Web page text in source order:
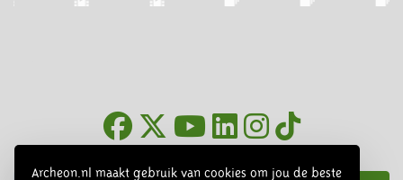
Archeon.nl maakt gebruik van cookies om jou de beste